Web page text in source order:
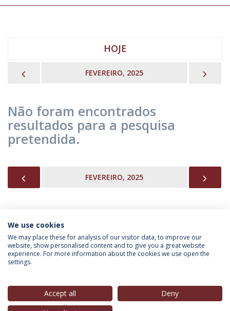
HOJE
FEVEREIRO, 2025
Não foram encontrados
resultados para a pesquisa
pretendida.
FEVEREIRO, 2025
INFORMAÇÃO PARA
We use cookies
We may place these for analysis of our visitor data, to improve our
website, show personalised content and to give you a great website
experience. For more information about the cookies we use open the
settings.
Accept all
Deny